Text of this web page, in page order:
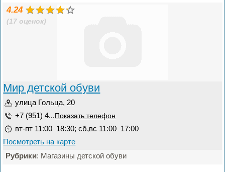
4.24
(17 оценок)
Мир детской обуви
улица Гольца, 20
+7 (951) 4... Показать телефон
вт-пт 11:00–18:30; сб,вс 11:00–17:00
Посмотреть на карте
Рубрики: Магазины детской обуви